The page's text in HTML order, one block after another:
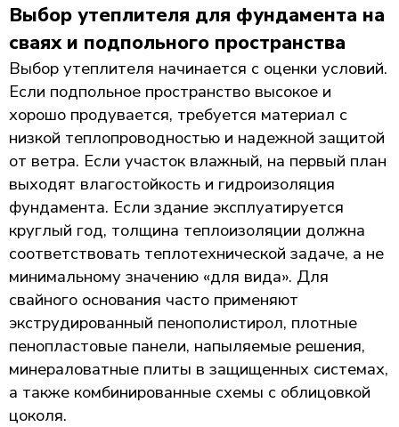
Выбор утеплителя для фундамента на
сваях и подпольного пространства
Выбор утеплителя начинается с оценки условий.
Если подпольное пространство высокое и
хорошо продувается, требуется материал с
низкой теплопроводностью и надежной защитой
от ветра. Если участок влажный, на первый план
выходят влагостойкость и гидроизоляция
фундамента. Если здание эксплуатируется
круглый год, толщина теплоизоляции должна
соответствовать теплотехнической задаче, а не
минимальному значению «для вида». Для
свайного основания часто применяют
экструдированный пенополистирол, плотные
пенопластовые панели, напыляемые решения,
минераловатные плиты в защищенных системах,
а также комбинированные схемы с облицовкой
цоколя.